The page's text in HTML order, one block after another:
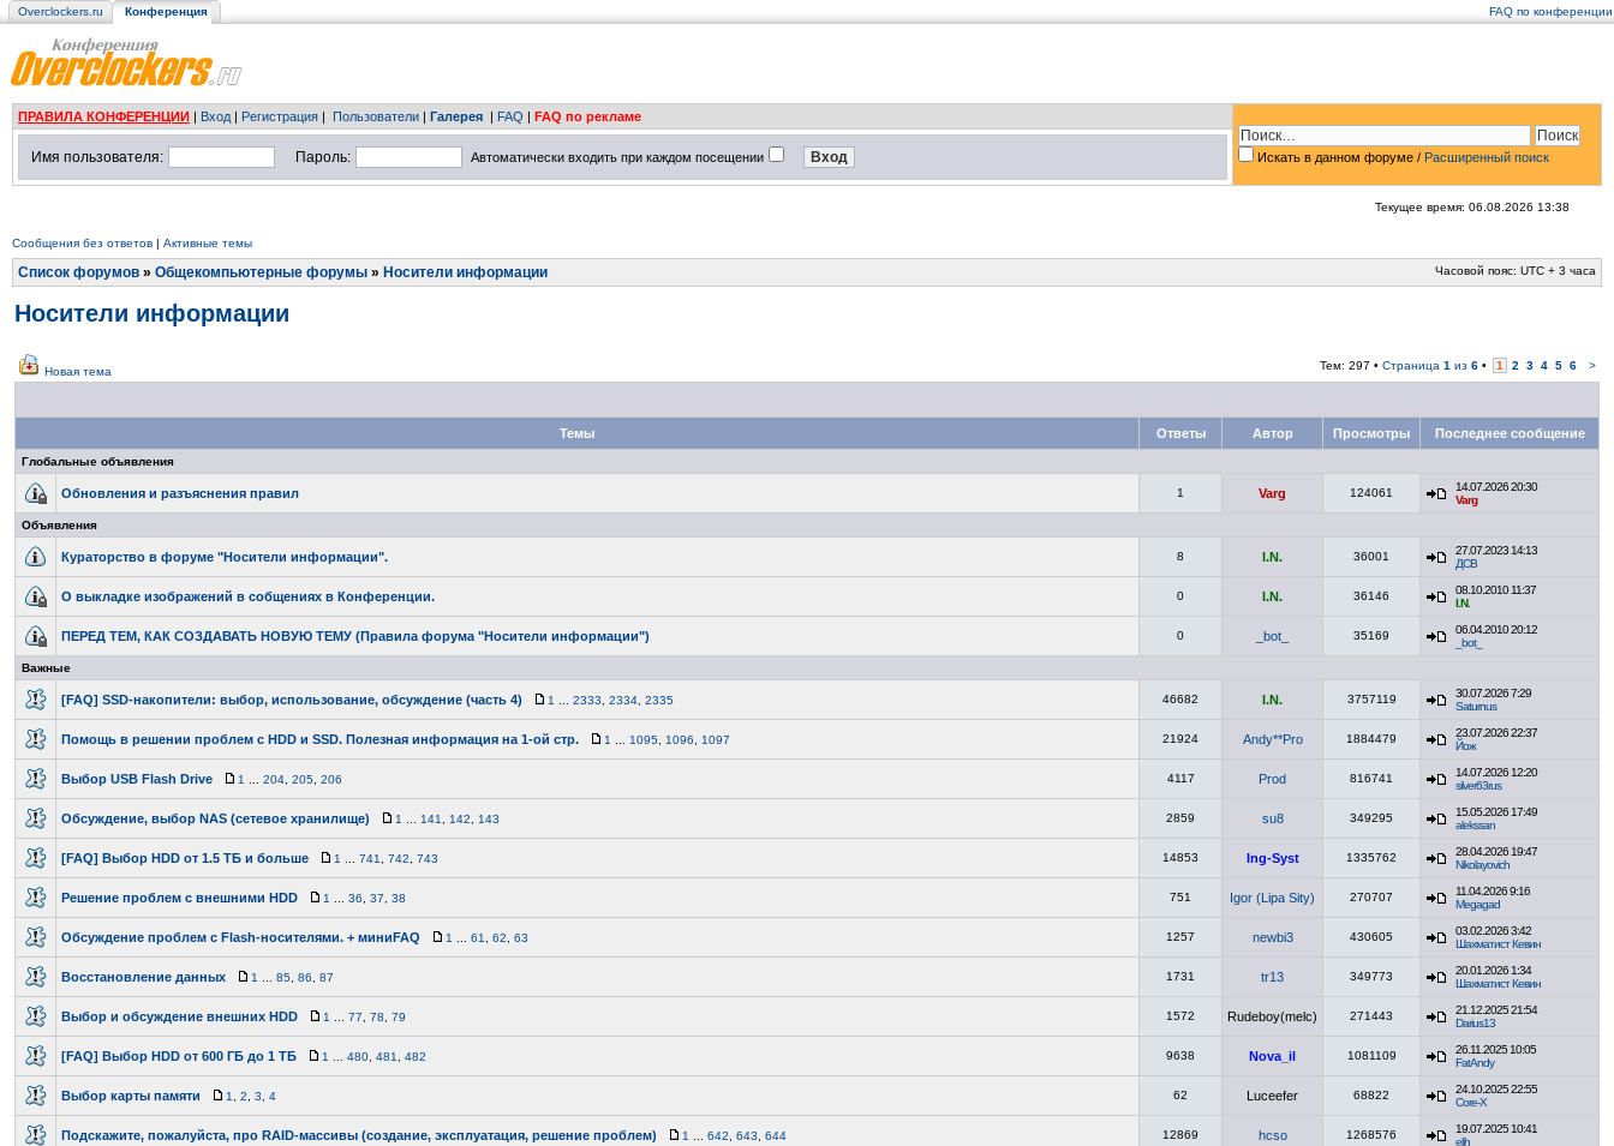
Overclockers.ru Конференция FAQ по конференции
ПРАВИЛА КОНФЕРЕНЦИИ | Вход | Регистрация | Пользователи | Галерея | FAQ | FAQ по рекламе
Искать в данном форуме / Расширенный поиск
Имя пользователя: Пароль: Автоматически входить при каждом посещении
Текущее время: 06.08.2026 13:38
Сообщения без ответов | Активные темы
Список форумов » Общекомпьютерные форумы » Носители информации Часовой пояс: UTC + 3 часа
Носители информации
Новая тема Тем: 297 • Страница 1 из 6 • 1 2 3 4 5 6 >
Темы Ответы Автор Просмотры Последнее сообщение
Глобальные объявления
Обновления и разъяснения правил 1 Varg 124061
14.07.2026 20:30
Varg
Объявления
Кураторство в форуме "Носители информации". 8 I.N. 36001
27.07.2023 14:13
ДСВ
О выкладке изображений в собщениях в Конференции. 0 I.N. 36146
08.10.2010 11:37
I.N.
ПЕРЕД ТЕМ, КАК СОЗДАВАТЬ НОВУЮ ТЕМУ (Правила форума "Носители информации") 0 _bot_ 35169
06.04.2010 20:12
_bot_
Важные
[FAQ] SSD-накопители: выбор, использование, обсуждение (часть 4) 1 2333 2334 2335 46682 I.N. 3757119
30.07.2026 7:29
Saturnus
Помощь в решении проблем с HDD и SSD. Полезная информация на 1-ой стр. 1 1095 1096 1097 21924 Andy**Pro 1884479
23.07.2026 22:37
Йож
Выбор USB Flash Drive 1 204 205 206 4117 Prod 816741
14.07.2026 12:20
silver63rus
Обсуждение, выбор NAS (сетевое хранилище) 1 141 142 143 2859 su8 349295
15.05.2026 17:49
alekssan
[FAQ] Выбор HDD от 1.5 ТБ и больше 1 741 742 743 14853 Ing-Syst 1335762
28.04.2026 19:47
Nikolayovich
Решение проблем с внешними HDD 1 36 37 38 751 Igor (Lipa Sity) 270707
11.04.2026 9:16
Megagad
Обсуждение проблем с Flash-носителями. + миниFAQ 1 61 62 63 1257 newbi3 430605
03.02.2026 3:42
Шахматист Кевин
Восстановление данных 1 85 86 87 1731 tr13 349773
20.01.2026 1:34
Шахматист Кевин
Выбор и обсуждение внешних HDD 1 77 78 79 1572 Rudeboy(melc) 271443
21.12.2025 21:54
Darius13
[FAQ] Выбор HDD от 600 ГБ до 1 ТБ 1 480 481 482 9638 Nova_il 1081109
26.11.2025 10:05
FatAndy
Выбор карты памяти 1 2 3 4 62 Luceefer 68822
24.10.2025 22:55
Core-X
Подскажите, пожалуйста, про RAID-массивы (создание, эксплуатация, решение проблем) 1 642 643 644 12869 hcso 1268576
19.07.2025 10:41
elih